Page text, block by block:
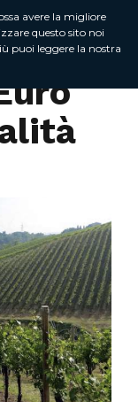
avere la migliore
questo sito noi
puoi leggere la nostra